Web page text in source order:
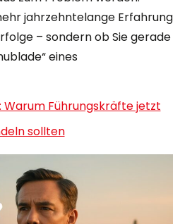
jahrzehntelange Erfahrung
– sondern ob Sie gerade
eines
Führungskräfte jetzt
sollten